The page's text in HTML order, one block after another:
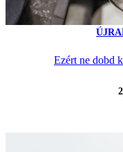
Ezért ne dobd